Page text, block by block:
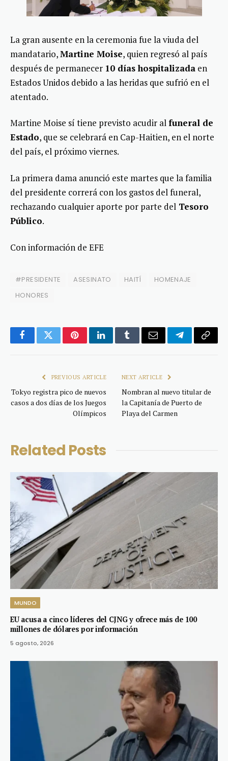
La gran ausente en la ceremonia fue la viuda del
mandatario,Martine Moise, quien regresó al país
después de permanecer 10 días hospitalizada en
Estados Unidos debido a las heridas que sufrió en el
atentado.
Martine Moise sí tiene previsto acudir alfuneral de
Estado, que se celebrará en Cap-Haitien, en el norte
del país, el próximo viernes.
La primera dama anunció este martes que la familia
del presidente correrá con los gastos del funeral,
rechazando cualquier aporte por parte del Tesoro
Público.
Con información de EFE
#PRESIDENTE ASESINATO HAITÍ
HOMENAJE
HONORES
FacebookTwitterPinterestLinkedInTumblrEmail TelegramCopy
PREVIOUS ARTICLE
Tokyo registra pico de nuevos
casos a dos días de los Juegos
Olímpicos
NEXT ARTICLE
Nombran al nuevo titular de
la Capitanía de Puerto de
Playa del Carmen
Related Posts
MUNDO
EU acusa a cinco líderes del CJNG y ofrece más de 100
millones de dólares por información
5 agosto, 2026